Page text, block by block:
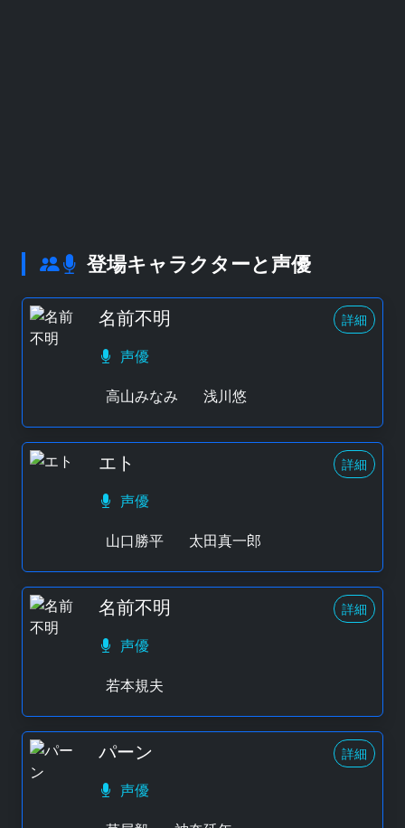
登場キャラクターと声優
名前不明 詳細
声優
高山みなみ
浅川悠
エト 詳細
声優
山口勝平
太田真一郎
名前不明 詳細
声優
若本規夫
パーン 詳細
声優